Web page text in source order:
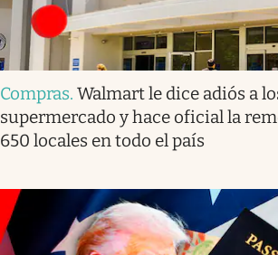
Compras. Walmart le dice adiós a
supermercado y hace oficial la
650 locales en todo el país